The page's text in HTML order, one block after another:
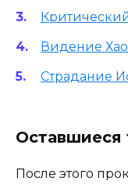
Видение
Страдание
Оставшиеся
После этого